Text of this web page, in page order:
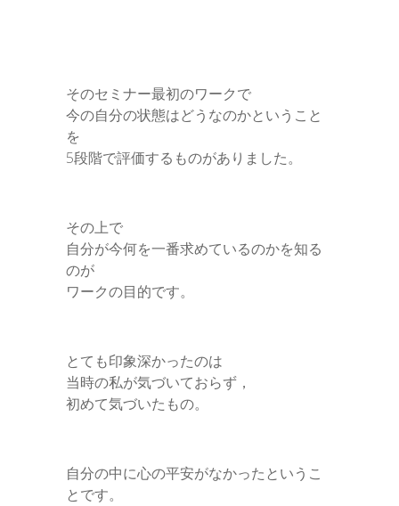
そのセミナー最初のワークで
今の自分の状態はどうなのかということ
を
5段階で評価するものがありました。
その上で
自分が今何を一番求めているのかを知る
のが
ワークの目的です。
とても印象深かったのは
当時の私が気づいておらず，
初めて気づいたもの。
自分の中に心の平安がなかったというこ
とです。